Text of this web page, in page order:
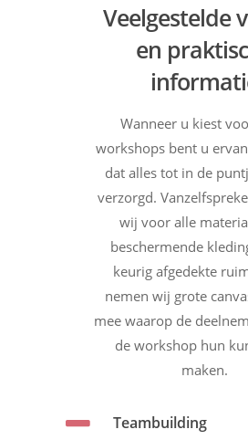
Veelgestelde
en
Wanneer u kiest
workshops bent u
dat alles tot in de
verzorgd.
wij voor alle
beschermende
keurig afgedekte
nemen wij grote
mee waarop de
de workshop hun
maken.
Teambuilding